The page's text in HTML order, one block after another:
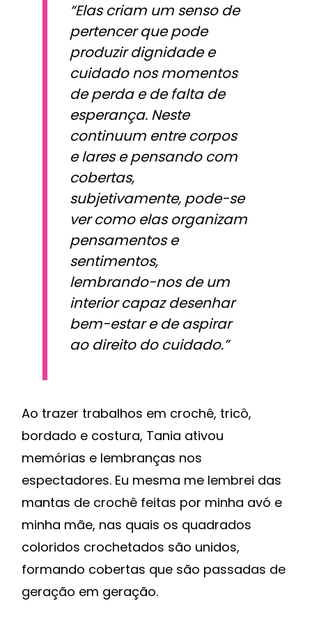
“Elas criam um senso de
pertencer que pode
produzir dignidade e
cuidado nos momentos
de perda e de falta de
esperança. Neste
continuum entre corpos
e lares e pensando com
cobertas,
subjetivamente, pode-se
ver como elas organizam
pensamentos e
sentimentos,
lembrando-nos de um
interior capaz desenhar
bem-estar e de aspirar
ao direito do cuidado.”
Ao trazer trabalhos em crochê, tricô,
bordado e costura, Tania ativou
memórias e lembranças nos
espectadores. Eu mesma me lembrei das
mantas de crochê feitas por minha avó e
minha mãe, nas quais os quadrados
coloridos crochetados são unidos,
formando cobertas que são passadas de
geração em geração.